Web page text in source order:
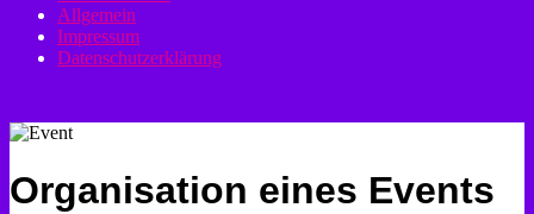
Allgemein
Impressum
Datenschutzerklärung
Organisation eines Events